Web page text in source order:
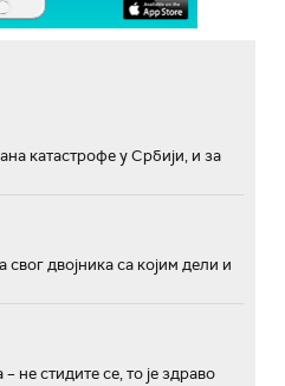
катастрофе у Србији, и за
двојника са којим дели и
не стидите се, то је здраво